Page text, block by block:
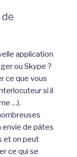
application
ou Skype ?
ce que vous
si il
…).
envie de pâtes
et on peut
ce qui se